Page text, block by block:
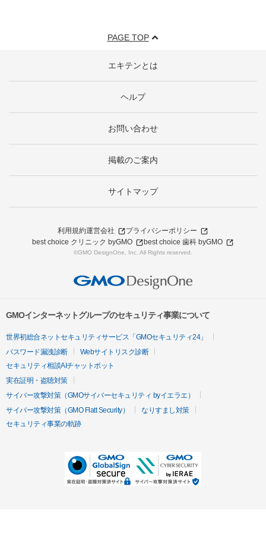
PAGE TOP
エキテンとは
ヘルプ
お問い合わせ
掲載のご案内
サイトマップ
利用規約運営会社
プライバシーポリシー
best choice クリニック byGMO
best choice 歯科 byGMO
©GMO DesignOne, Inc. All Rights reserved.
GMOインターネットグループのセキュリティ事業について
世界初総合ネットセキュリティサービス「GMOセキュリティ24」
パスワード漏洩診断
Webサイトリスク診断
セキュリティ相談AIチャットボット
実在証明・盗聴対策
サイバー攻撃対策（GMOサイバーセキュリティ byイエラエ）
サイバー攻撃対策（GMO Flatt Security）
なりすまし対策
セキュリティ事業の軌跡